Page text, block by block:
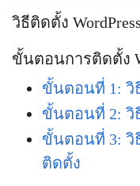
วิธีติดตั้ง WordPress
ขั้นตอนการติดตั้ง
ขั้นตอนที่ 1: วิธี
ขั้นตอนที่ 2: วิ
ขั้นตอนที่ 3:
ติดตั้ง